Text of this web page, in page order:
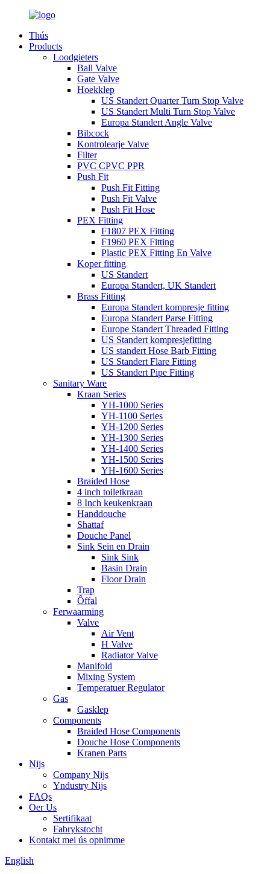
Thús
Products
Loodgieters
Ball Valve
Gate Valve
Hoekklep
US Standert Quarter Turn Stop Valve
US Standert Multi Turn Stop Valve
Europa Standert Angle Valve
Bibcock
Kontrolearje Valve
Filter
PVC CPVC PPR
Push Fit
Push Fit Fitting
Push Fit Valve
Push Fit Hose
PEX Fitting
F1807 PEX Fitting
F1960 PEX Fitting
Plastic PEX Fitting En Valve
Koper fitting
US Standert
Europa Standert, UK Standert
Brass Fitting
Europa Standert kompresje fitting
Europa Standert Parse Fitting
Europe Standert Threaded Fitting
US Standert kompresjefitting
US standert Hose Barb Fitting
US Standert Flare Fitting
US Standert Pipe Fitting
Sanitary Ware
Kraan Series
YH-1000 Series
YH-1100 Series
YH-1200 Series
YH-1300 Series
YH-1400 Series
YH-1500 Series
YH-1600 Series
Braided Hose
4 inch toiletkraan
8 Inch keukenkraan
Handdouche
Shattaf
Douche Panel
Sink Sein en Drain
Sink Sink
Basin Drain
Floor Drain
Trap
Ôffal
Ferwaarming
Valve
Air Vent
H Valve
Radiator Valve
Manifold
Mixing System
Temperatuer Regulator
Gas
Gasklep
Components
Braided Hose Components
Douche Hose Components
Kranen Parts
Nijs
Company Nijs
Yndustry Nijs
FAQs
Oer Us
Sertifikaat
Fabrykstocht
Kontakt mei ús opnimme
English